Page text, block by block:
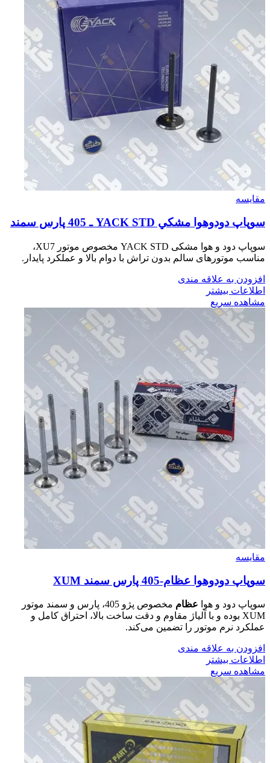
مقایسه
سوپاپ دودوهوا مشكي YACK STD ـ 405 پارس سمند
سوپاپ دود و هوا مشکی YACK STD مخصوص موتور XU7،
مناسب موتورهای سالم بدون تراش با دوام بالا و عملکرد پایدار.
افزودن به علاقه مندی
اطلاعات بیشتر
مشاهده سریع
مقایسه
سوپاپ دودوهوا عظام-405 پارس سمند XUM
سوپاپ دود و هوا عظام
مخصوص پژو 405، پارس و سمند موتور
XUM بوده و با آلیاژ مقاوم و دقت ساخت بالا، احتراق کامل و
عملکرد نرم موتور را تضمین می‌کند.
افزودن به علاقه مندی
اطلاعات بیشتر
مشاهده سریع